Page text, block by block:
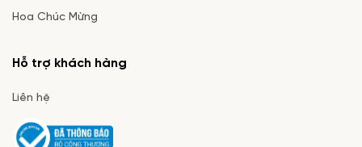
Hoa Chúc Mừng
Hỗ trợ khách hàng
Liên hệ